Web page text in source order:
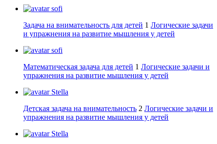
sofi
Задача на внимательность для детей 1 Логические задачи
и упражнения на развитие мышления у детей
sofi
Математическая задача для детей 1 Логические задачи и
упражнения на развитие мышления у детей
Stella
Детская задача на внимательность 2 Логические задачи и
упражнения на развитие мышления у детей
Stella